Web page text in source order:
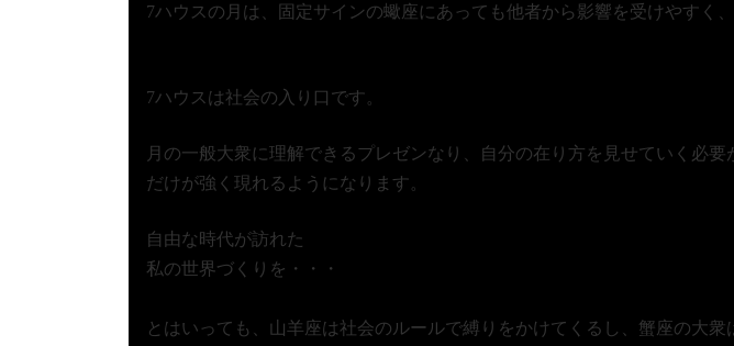
7ハウスの月は、固定サインの蠍座にあっても他者から影響を受けやすく
7ハウスは社会の入り口です。
月の一般大衆に理解できるプレゼンなり、自分の在り方を見せていく必
だけが強く現れるようになります。
自由な時代が訪れた
私の世界づくりを・・・
とはいっても、山羊座は社会のルールで縛りをかけてくるし、蟹座の大